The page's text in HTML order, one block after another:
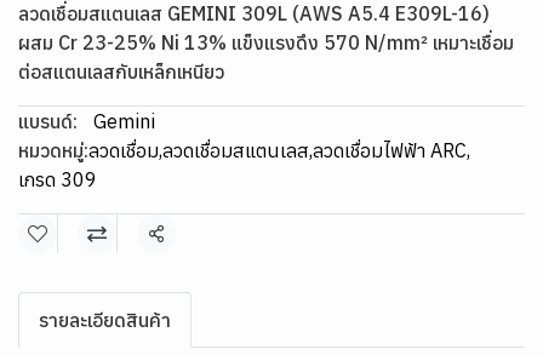
ลวดเชื่อมสแตนเลส GEMINI 309L (AWS A5.4 E309L-16)
ผสม Cr 23-25% Ni 13% แข็งแรงดึง 570 N/mm² เหมาะเชื่อม
ต่อสแตนเลสกับเหล็กเหนียว
แบรนด์:
Gemini
หมวดหมู่:ลวดเชื่อม,ลวดเชื่อมสแตนเลส,ลวดเชื่อมไฟฟ้า ARC,
เกรด 309
แชร์
รายละเอียดสินค้า